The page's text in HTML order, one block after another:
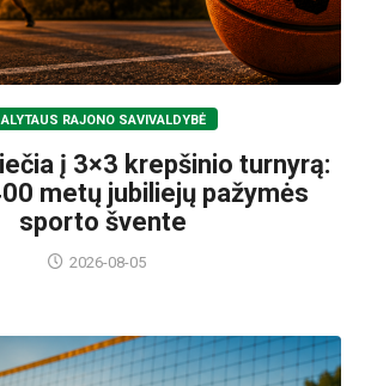
ALYTAUS RAJONO SAVIVALDYBĖ
į 3×3 krepšinio turnyrą:
metų jubiliejų pažymės
sporto švente
2026-08-05